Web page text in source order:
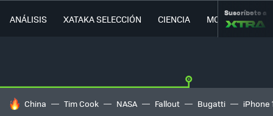
ANÁLISIS XATAKA SELECCIÓN CIENCIA MOVILIDAD
Suscríbete a
HOY SE HABLA DE
China Tim Cook NASA Fallout Bugatti iPhone